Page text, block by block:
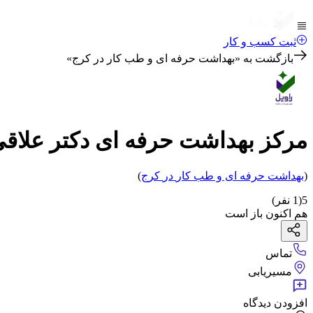
ثبت کسب و کار
بازگشت به «بهداشت حرفه ای و طب کار در کرج»
مرکز بهداشت حرفه ای دکتر
(بهداشت حرفه ای و طب کار در کرج)
5
(
1 نفر)
هم اکنون باز است
تماس
مسیریابی
افزودن دیدگاه